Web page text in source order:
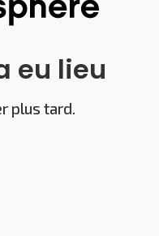
eu lieu
plus tard.